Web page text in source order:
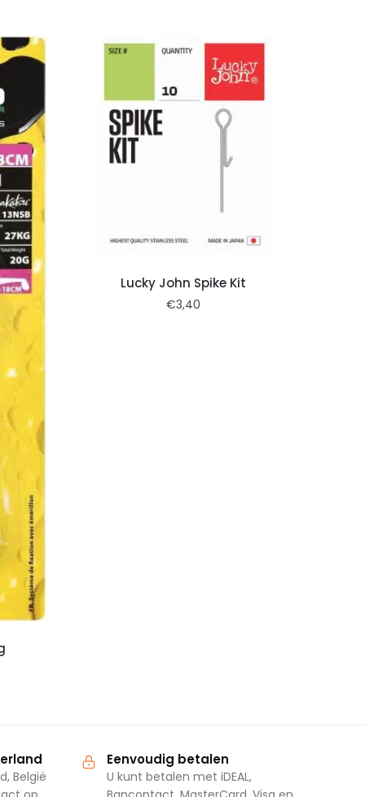
Lucky John Spike Kit
€3,40
België
Eenvoudig betalen
U kunt betalen met iDEAL,